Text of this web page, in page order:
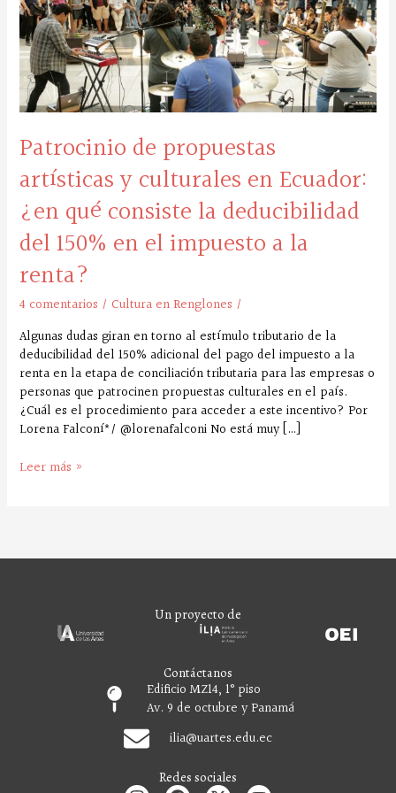
Patrocinio de propuestas
artísticas y culturales en Ecuador:
¿en qué consiste la deducibilidad
del 150% en el impuesto a la
renta?
4 comentarios / Cultura en Renglones /
Algunas dudas giran en torno al estímulo tributario de la
deducibilidad del 150% adicional del pago del impuesto a la
renta en la etapa de conciliación tributaria para las empresas o
personas que patrocinen propuestas culturales en el país.
¿Cuál es el procedimiento para acceder a este incentivo? Por
Lorena Falconí*/ @lorenafalconi No está muy […]
y
culturales
en
Ecuador:
¿en
qué
consiste
deducibilidad
del
150%
en
el
impuesto
la
renta?
Leer más »
Un proyecto de
Contáctanos
Edificio MZ14, 1° piso
Av. 9 de octubre y Panamá
ilia@uartes.edu.ec
Redes sociales